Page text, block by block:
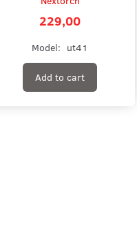
229,00
Model: ut41
Add to cart